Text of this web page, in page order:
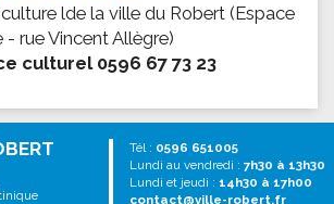
lde la ville du Robert (Espace
- rue Vincent Allègre)
culturel 0596 67 73 23
Tél : 0596 651005
Lundi au vendredi : 7h30 à 13h30
Lundi et jeudi : 14h30 à 17h00
contact@ville-robert.fr